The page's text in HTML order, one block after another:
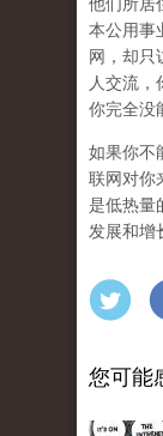
本公用事
网，却只
人交流，
你完全没
如果你不
联网对你
是低热量
发展和增
您可能